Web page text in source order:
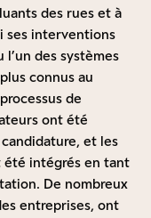
des rues et à
ses interventions
des systèmes
connus au
de
ont été
et les
été intégrés en tant
De nombreux
entreprises, ont